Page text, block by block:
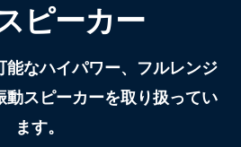
ピーカー
能なハイパワー、フルレンジ
動スピーカーを取り扱ってい
ます。